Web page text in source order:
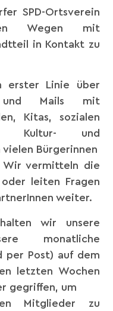
SPD-Ortsverein
Wegen mit
in Kontakt zu
erster Linie über
und Mails mit
Kitas, sozialen
Kultur- und
Bürgerinnen
Wir vermitteln die
leiten Fragen
weiter.
wir unsere
monatliche
per Post) auf dem
letzten Wochen
gegriffen, um
Mitglieder zu